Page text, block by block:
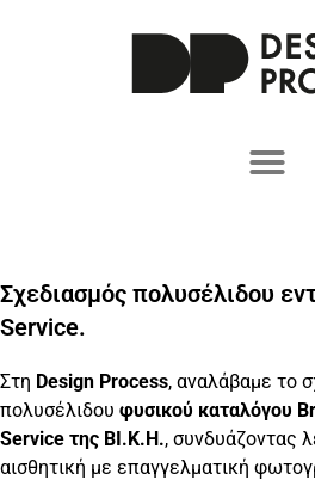
Σχεδιασμός πολυσέλιδου
Service.
Στη Design Process, αναλάβαμε το
πολυσέλιδου φυσικού καταλόγου
Service της BI.K.H., συνδυάζοντας
αισθητική με επαγγελματική